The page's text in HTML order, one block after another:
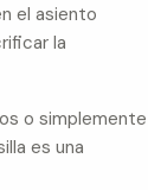
el asiento
la
o simplemente
es una